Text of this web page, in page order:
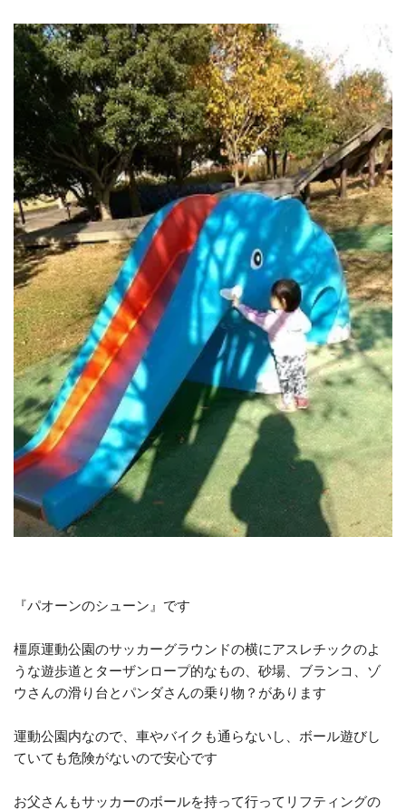
『パオーンのシューン』です
橿原運動公園のサッカーグラウンドの横にアスレチックのよ
うな遊歩道とターザンロープ的なもの、砂場、ブランコ、ゾ
ウさんの滑り台とパンダさんの乗り物？があります
運動公園内なので、車やバイクも通らないし、ボール遊びし
ていても危険がないので安心です
お父さんもサッカーのボールを持って行ってリフティングの